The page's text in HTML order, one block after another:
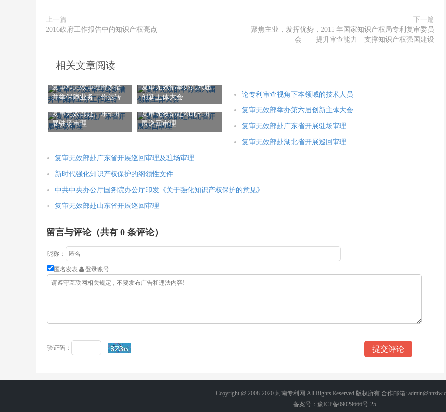
上一篇
2016政府工作报告中的知识产权亮点
下一篇
聚焦主业，发挥优势，2015 年国家知识产权局专利复审委员
会——提升审查能力 支撑知识产权强国建设
相关文章阅读
复审和无效审理部多措
并举保障业务工作运转
复审无效部举办第六届
创新主体大会
复审无效部赴广东省开
展驻场审理
复审无效部赴湖北省开
展巡回审理
论专利审查视角下本领域的技术人员
复审无效部举办第六届创新主体大会
复审无效部赴广东省开展驻场审理
复审无效部赴湖北省开展巡回审理
复审无效部赴广东省开展巡回审理及驻场审理
新时代强化知识产权保护的纲领性文件
中共中央办公厅国务院办公厅印发《关于强化知识产权保护的意见》
复审无效部赴山东省开展巡回审理
留言与评论（共有 0 条评论）
昵称：
匿名发表 登录账号
验证码：
Copyright @ 2008-2020 河南专利网 All Rights Reserved.版权所有 合作邮箱:
备案号：豫ICP备09029666号-25